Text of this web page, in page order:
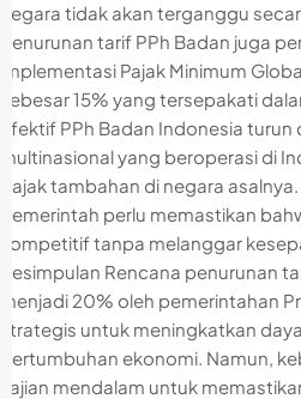
negara tidak akan terganggu
penurunan tarif PPh Badan juga
implementasi Pajak Minimum
sebesar 15% yang tersepakati
efektif PPh Badan Indonesia
multinasional yang beroperasi di
pajak tambahan di negara
pemerintah perlu memastikan
kompetitif tanpa melanggar
Kesimpulan Rencana penurunan
menjadi 20% oleh pemerintahan
strategis untuk meningkatkan
pertumbuhan ekonomi. Namun,
kajian mendalam untuk